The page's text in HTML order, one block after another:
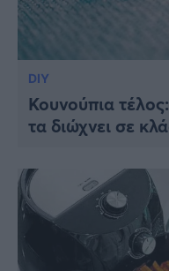
DIY
Κουνούπια
τα διώχνει σε